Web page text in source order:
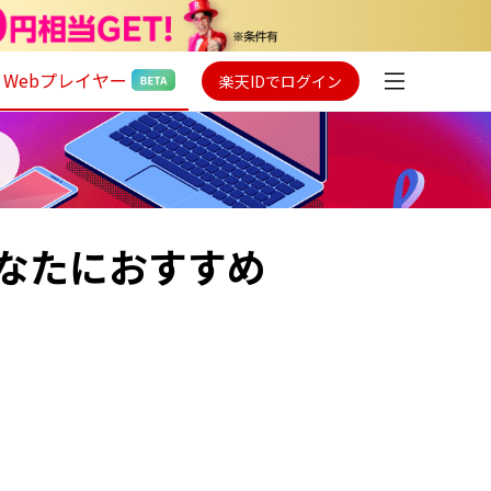
Webプレイヤー 楽天IDでログイン
たにおすすめ